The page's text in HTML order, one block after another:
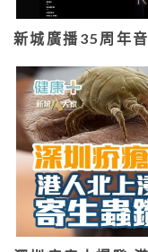
新城廣播35周年